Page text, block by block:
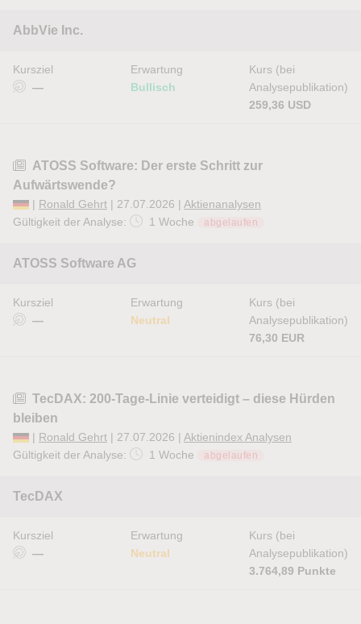
AbbVie Inc.
Kursziel
—
Erwartung
Bullisch
Kurs (bei
Analysepublikation)
259,36 USD
ATOSS Software: Der erste Schritt zur
Aufwärtswende?
| Ronald Gehrt | 27.07.2026 | Aktienanalysen
Gültigkeit der Analyse:
1 Woche abgelaufen
ATOSS Software AG
Kursziel
—
Erwartung
Neutral
Kurs (bei
Analysepublikation)
76,30 EUR
TecDAX: 200-Tage-Linie verteidigt – diese Hürden
bleiben
| Ronald Gehrt | 27.07.2026 | Aktienindex Analysen
Gültigkeit der Analyse:
1 Woche abgelaufen
TecDAX
Kursziel
—
Erwartung
Neutral
Kurs (bei
Analysepublikation)
3.764,89 Punkte